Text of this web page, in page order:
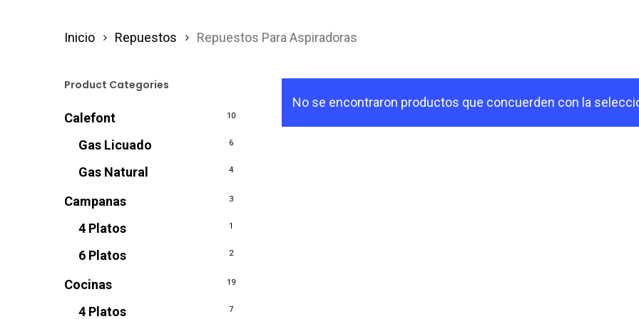
Inicio Repuestos Repuestos Para Aspiradoras
Product Categories
Calefont 10
Gas Licuado 6
Gas Natural 4
Campanas 3
4 Platos 1
6 Platos 2
Cocinas 19
4 Platos 7
No se encontraron productos que concuerden con la